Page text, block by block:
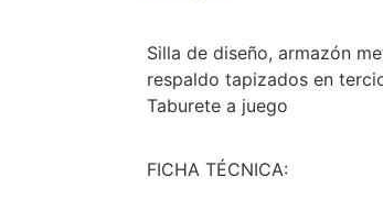
Silla de diseño, armazón
respaldo tapizados en
Taburete a juego
FICHA TÉCNICA: